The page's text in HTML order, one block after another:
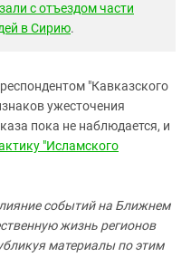
с отъездом части
в Сирию.
"Кавказского
ужесточения
пока не наблюдается, и
"Исламского
событий на Ближнем
жизнь регионов
материалы по этим